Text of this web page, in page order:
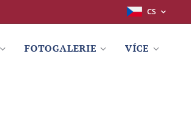
CS
FOTOGALERIE VÍCE